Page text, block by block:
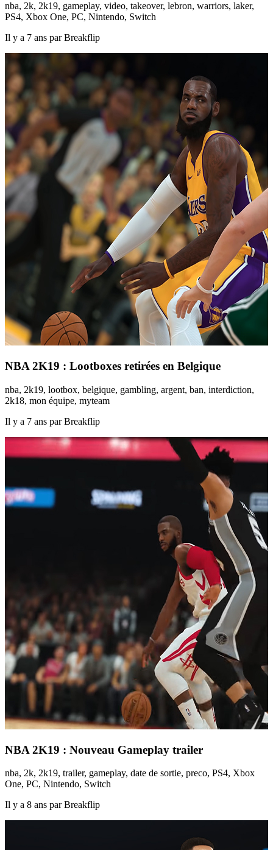
nba, 2k, 2k19, gameplay, video, takeover, lebron, warriors, laker,
PS4, Xbox One, PC, Nintendo, Switch
Il y a 7 ans par Breakflip
NBA 2K19 : Lootboxes retirées en Belgique
nba, 2k19, lootbox, belgique, gambling, argent, ban, interdiction,
2k18, mon équipe, myteam
Il y a 7 ans par Breakflip
NBA 2K19 : Nouveau Gameplay trailer
nba, 2k, 2k19, trailer, gameplay, date de sortie, preco, PS4, Xbox
One, PC, Nintendo, Switch
Il y a 8 ans par Breakflip